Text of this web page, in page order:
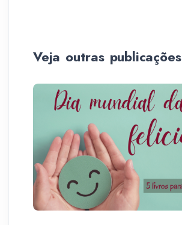
Veja outras publicações